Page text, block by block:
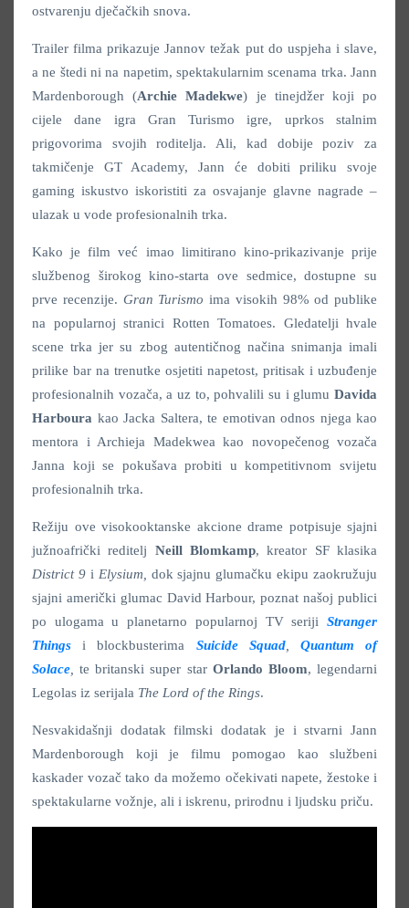
ostvarenju dječačkih snova.
Trailer filma prikazuje Jannov težak put do uspjeha i slave,
a ne štedi ni na napetim, spektakularnim scenama trka. Jann
Mardenborough (Archie Madekwe) je tinejdžer koji po
cijele dane igra Gran Turismo igre, uprkos stalnim
prigovorima svojih roditelja. Ali, kad dobije poziv za
takmičenje GT Academy, Jann će dobiti priliku svoje
gaming iskustvo iskoristiti za osvajanje glavne nagrade –
ulazak u vode profesionalnih trka.
Kako je film već imao limitirano kino-prikazivanje prije
službenog širokog kino-starta ove sedmice, dostupne su
prve recenzije. Gran Turismo ima visokih 98% od publike
na popularnoj stranici Rotten Tomatoes. Gledatelji hvale
scene trka jer su zbog autentičnog načina snimanja imali
prilike bar na trenutke osjetiti napetost, pritisak i uzbuđenje
profesionalnih vozača, a uz to, pohvalili su i glumu Davida
Harboura kao Jacka Saltera, te emotivan odnos njega kao
mentora i Archieja Madekwea kao novopečenog vozača
Janna koji se pokušava probiti u kompetitivnom svijetu
profesionalnih trka.
Režiju ove visokooktanske akcione drame potpisuje sjajni
južnoafrički reditelj Neill Blomkamp, kreator SF klasika
District 9i Elysium,
dok sjajnu glumačku ekipu zaokružuju
sjajni američki glumac David Harbour, poznat našoj publici
po ulogama u planetarno popularnoj TV seriji Stranger
Things i blockbusterima Suicide Squad,
Quantum of
Solace
te britanski super star Orlando Bloom, legendarni
Legolas iz serijala The Lord of the Rings.
Nesvakidašnji dodatak filmski dodatak je i stvarni Jann
Mardenborough koji je filmu pomogao kao službeni
kaskader vozač tako da možemo očekivati napete, žestoke i
spektakularne vožnje, ali i iskrenu, prirodnu i ljudsku priču.